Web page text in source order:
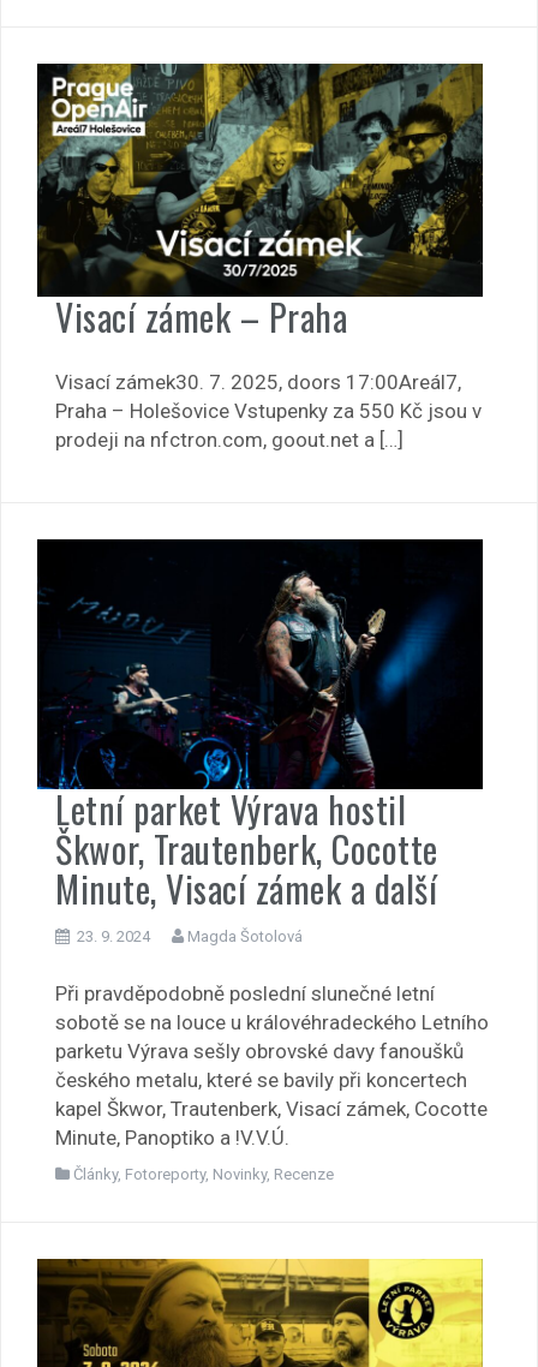
Visací zámek – Praha
Visací zámek30. 7. 2025, doors 17:00Areál7,
Praha – Holešovice Vstupenky za 550 Kč jsou v
prodeji na nfctron.com, goout.net a […]
Letní parket Výrava hostil
Škwor, Trautenberk, Cocotte
Minute, Visací zámek a další
23. 9. 2024 Magda Šotolová
Při pravděpodobně poslední slunečné letní
sobotě se na louce u královéhradeckého Letního
parketu Výrava sešly obrovské davy fanoušků
českého metalu, které se bavily při koncertech
kapel Škwor, Trautenberk, Visací zámek, Cocotte
Minute, Panoptiko a !V.V.Ú.
Články, Fotoreporty, Novinky, Recenze